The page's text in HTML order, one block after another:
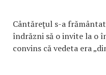
Cântăreţul s-a
îndrăzni să o invite la o
convins că vedeta era